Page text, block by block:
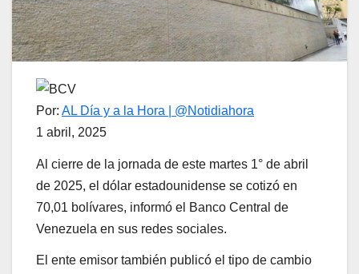
Por: AL Día y a la Hora | @Notidiahora
1 abril, 2025
Al cierre de la jornada de este martes 1° de abril
de 2025, el dólar estadounidense se cotizó en
70,01 bolívares, informó el Banco Central de
Venezuela en sus redes sociales.
El ente emisor también publicó el tipo de cambio